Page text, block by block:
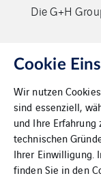
Die G+H
Kontakt
Cookie
Wir nutzen
sind essenziell,
und Ihre Erfahrung
technischen
Ihrer Einwilligung.
finden Sie in den